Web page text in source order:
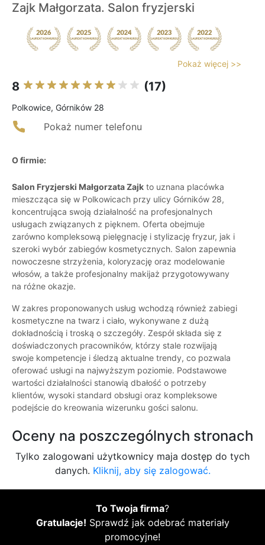
Zajk Małgorzata. Salon fryzjerski
Pokaż więcej >>
8 (17)
Polkowice, Górników 28
Pokaż numer telefonu
O firmie:
Salon Fryzjerski Małgorzata Zajk to uznana placówka
mieszcząca się w Polkowicach przy ulicy Górników 28,
koncentrująca swoją działalność na profesjonalnych
usługach związanych z pięknem. Oferta obejmuje
zarówno kompleksową pielęgnację i stylizację fryzur, jak i
szeroki wybór zabiegów kosmetycznych. Salon zapewnia
nowoczesne strzyżenia, koloryzację oraz modelowanie
włosów, a także profesjonalny makijaż przygotowywany
na różne okazje.
W zakres proponowanych usług wchodzą również zabiegi
kosmetyczne na twarz i ciało, wykonywane z dużą
dokładnością i troską o szczegóły. Zespół składa się z
doświadczonych pracowników, którzy stale rozwijają
swoje kompetencje i śledzą aktualne trendy, co pozwala
oferować usługi na najwyższym poziomie. Podstawowe
wartości działalności stanowią dbałość o potrzeby
klientów, wysoki standard obsługi oraz kompleksowe
podejście do kreowania wizerunku gości salonu.
Oceny na poszczególnych stronach
Tylko zalogowani użytkownicy maja dostęp do tych
danych. Kliknij, aby się zalogować.
To Twoja firma?
Gratulacje! Sprawdź jak odebrać materiały
promocyjne!